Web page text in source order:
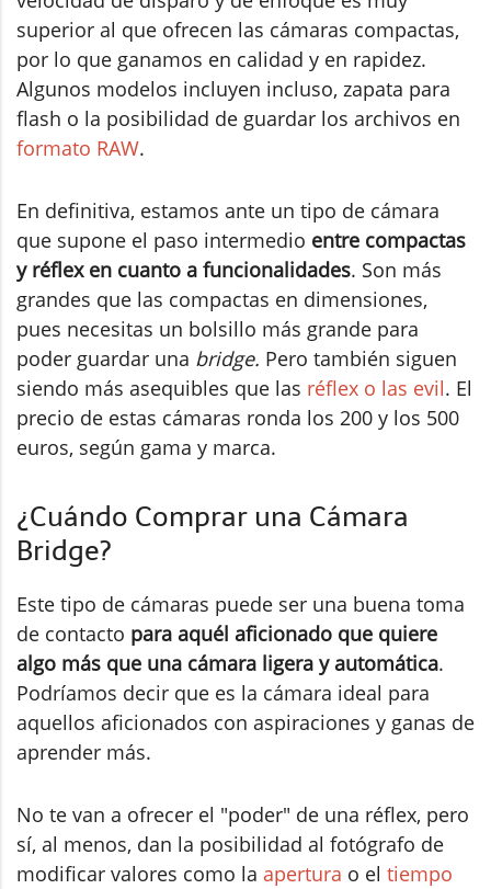
superior al que ofrecen las cámaras compactas,
por lo que ganamos en calidad y en rapidez.
Algunos modelos incluyen incluso, zapata para
flash o la posibilidad de guardar los archivos en
formato RAW.
En definitiva, estamos ante un tipo de cámara
que supone el paso intermedio entre compactas
y réflex en cuanto a funcionalidades. Son más
grandes que las compactas en dimensiones,
pues necesitas un bolsillo más grande para
poder guardar una bridge. Pero también siguen
siendo más asequibles que las réflex o las evil. El
precio de estas cámaras ronda los 200 y los 500
euros, según gama y marca.
¿Cuándo Comprar una Cámara
Bridge?
Este tipo de cámaras puede ser una buena toma
de contacto para aquél aficionado que quiere
algo más que una cámara ligera y automática.
Podríamos decir que es la cámara ideal para
aquellos aficionados con aspiraciones y ganas de
aprender más.
No te van a ofrecer el "poder" de una réflex, pero
sí, al menos, dan la posibilidad al fotógrafo de
modificar valores como la apertura o el tiempo